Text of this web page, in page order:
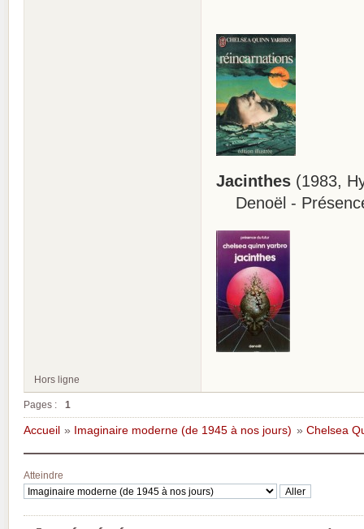
Jacinthes (1983,
Denoël -
Hors ligne
Pages : 1
Accueil » Imaginaire moderne (de 1945 à nos jours) » Chelsea
Atteindre